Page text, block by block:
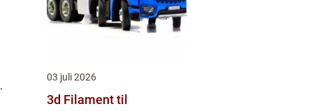
03 juli 2026
3d Filament til